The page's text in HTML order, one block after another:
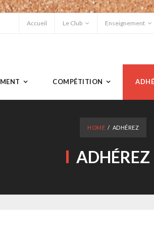
Accueil Le Club Enseignement
COMPÉTITION
HOME / ADHÉREZ
ADHÉREZ